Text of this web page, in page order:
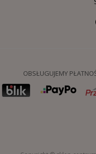
OBSŁUGUJEMY